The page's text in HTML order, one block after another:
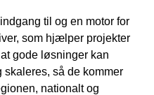
til og en motor for
som hjælper projekter
gode løsninger kan
skaleres, så de kommer
nationalt og